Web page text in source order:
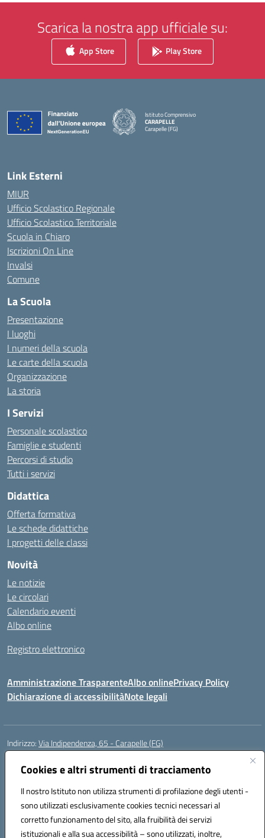
Cookies e altri strumenti di tracciamento
Il nostro Istituto non utilizza strumenti di profilazione degli utenti -
sono utilizzati esclusivamente cookies tecnici necessari al
corretto funzionamento del sito, alla fruibilità dei servizi
istituzionali e alla sua accessibilità – sono utilizzati, inoltre,
Scarica la nostra app ufficiale su:
App Store Play Store
Istituto Comprensivo
CARAPELLE
Carapelle (FG)
Link Esterni
MIUR
Ufficio Scolastico Regionale
Ufficio Scolastico Territoriale
Scuola in Chiaro
Iscrizioni On Line
Invalsi
Comune
La Scuola
Presentazione
I luoghi
I numeri della scuola
Le carte della scuola
Organizzazione
La storia
I Servizi
Personale scolastico
Famiglie e studenti
Percorsi di studio
Tutti i servizi
Didattica
Offerta formativa
Le schede didattiche
I progetti delle classi
Novità
Le notizie
Le circolari
Calendario eventi
Albo online
Registro elettronico
Amministrazione TrasparenteAlbo onlinePrivacy Policy
Dichiarazione di accessibilitàNote legali
Indirizzo:Via Indipendenza, 65 - Carapelle (FG)
Centralino:
Posta elettronica certificata (PEC):fgic822001@pec.istruzione.it
Codice fiscale: 90015720718
Codice meccanografico:FGIC822001
Codice Indice delle Pubbliche Amministrazioni (IPA): istsc_fgic822001
Codice unico di fatturazione (CUF): UFSLF2